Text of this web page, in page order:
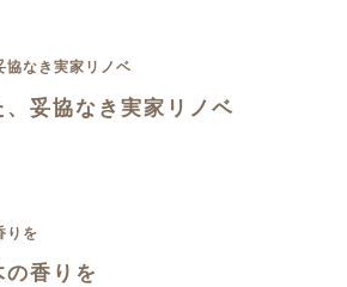
、妥協なき実家リノベ
香りを